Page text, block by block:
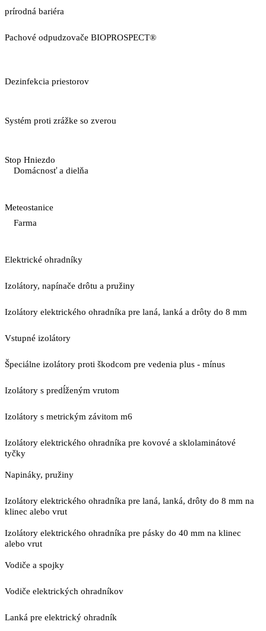
prírodná bariéra
Pachové odpudzovače BIOPROSPECT®
Dezinfekcia priestorov
Systém proti zrážke so zverou
Stop Hniezdo
Domácnosť a dielňa
Meteostanice
Farma
Elektrické ohradníky
Izolátory, napínače drôtu a pružiny
Izolátory elektrického ohradníka pre laná, lanká a drôty do 8 mm
Vstupné izolátory
Špeciálne izolátory proti škodcom pre vedenia plus - mínus
Izolátory s predĺženým vrutom
Izolátory s metrickým závitom m6
Izolátory elektrického ohradníka pre kovové a sklolaminátové
tyčky
Napináky, pružiny
Izolátory elektrického ohradníka pre laná, lanká, drôty do 8 mm na
klinec alebo vrut
Izolátory elektrického ohradníka pre pásky do 40 mm na klinec
alebo vrut
Vodiče a spojky
Vodiče elektrických ohradníkov
Lanká pre elektrický ohradník